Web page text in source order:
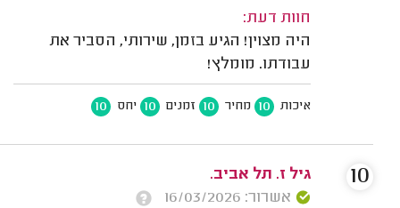
חוות דעת:
היה מצוין! הגיע בזמן, שירותי, הסביר את
עבודתו. מומלץ!
איכות 10 מחיר 10 זמנים 10 יחס 10
גיל ז. תל אביב.
אשרור: 16/03/2026
10